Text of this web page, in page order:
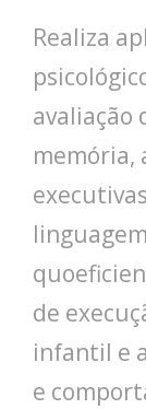
Realiza
avaliação
memória,
de
infantil e
e